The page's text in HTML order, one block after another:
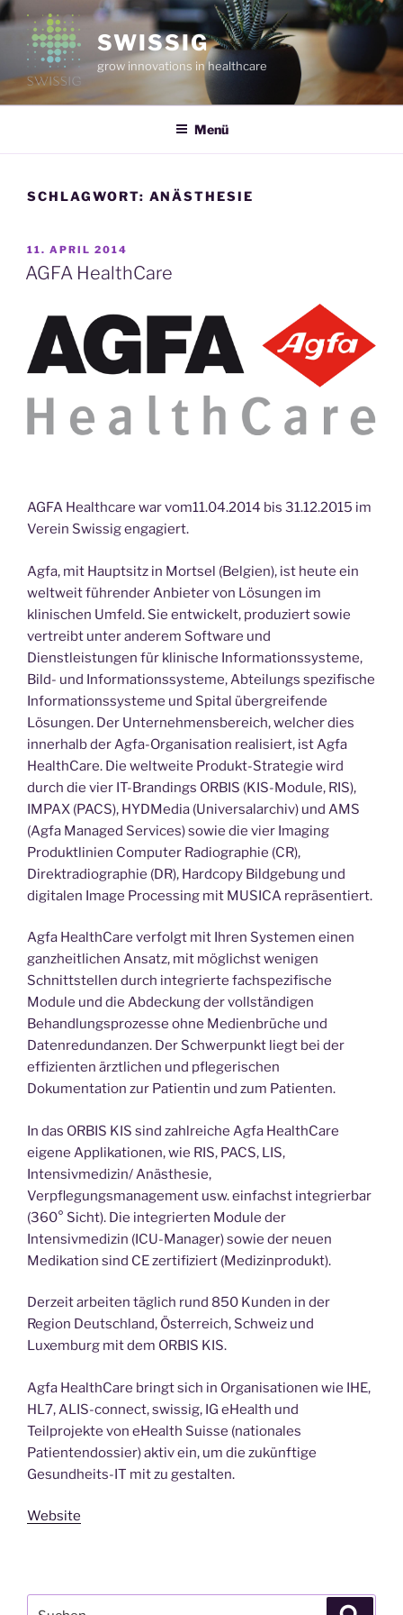
Zum
Inhalt
springen
SWISSIG
grow innovations in healthcare
Menü
SCHLAGWORT: ANÄSTHESIE
VERÖFFENTLICHT
AM
11. APRIL 2014
AGFA HealthCare
AGFA Healthcare war vom11.04.2014 bis 31.12.2015 im
Verein Swissig engagiert.
Agfa, mit Hauptsitz in Mortsel (Belgien), ist heute ein
weltweit führender Anbieter von Lösungen im
klinischen Umfeld. Sie entwickelt, produziert sowie
vertreibt unter anderem Software und
Dienstleistungen für klinische Informationssysteme,
Bild- und Informationssysteme, Abteilungs spezifische
Informationssysteme und Spital übergreifende
Lösungen. Der Unternehmensbereich, welcher dies
innerhalb der Agfa-Organisation realisiert, ist Agfa
HealthCare. Die weltweite Produkt-Strategie wird
durch die vier IT-Brandings ORBIS (KIS-Module, RIS),
IMPAX (PACS), HYDMedia (Universalarchiv) und AMS
(Agfa Managed Services) sowie die vier Imaging
Produktlinien Computer Radiographie (CR),
Direktradiographie (DR), Hardcopy Bildgebung und
digitalen Image Processing mit MUSICA repräsentiert.
Agfa HealthCare verfolgt mit Ihren Systemen einen
ganzheitlichen Ansatz, mit möglichst wenigen
Schnittstellen durch integrierte fachspezifische
Module und die Abdeckung der vollständigen
Behandlungsprozesse ohne Medienbrüche und
Datenredundanzen. Der Schwerpunkt liegt bei der
effizienten ärztlichen und pflegerischen
Dokumentation zur Patientin und zum Patienten.
In das ORBIS KIS sind zahlreiche Agfa HealthCare
eigene Applikationen, wie RIS, PACS, LIS,
Intensivmedizin/ Anästhesie,
Verpflegungsmanagement usw. einfachst integrierbar
(360° Sicht). Die integrierten Module der
Intensivmedizin (ICU-Manager) sowie der neuen
Medikation sind CE zertifiziert (Medizinprodukt).
Derzeit arbeiten täglich rund 850 Kunden in der
Region Deutschland, Österreich, Schweiz und
Luxemburg mit dem ORBIS KIS.
Agfa HealthCare bringt sich in Organisationen wie IHE,
HL7, ALIS-connect, swissig, IG eHealth und
Teilprojekte von eHealth Suisse (nationales
Patientendossier) aktiv ein, um die zukünftige
Gesundheits-IT mit zu gestalten.
Website